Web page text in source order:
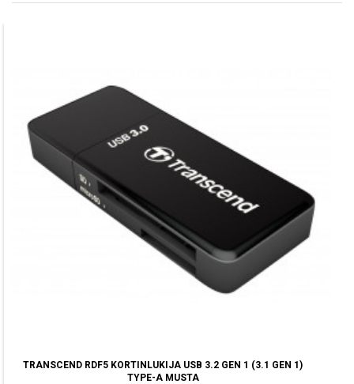
TRANSCEND RDF5 KORTINLUKIJA USB 3.2 GEN 1 (3.1 GEN 1)
TYPE-A MUSTA